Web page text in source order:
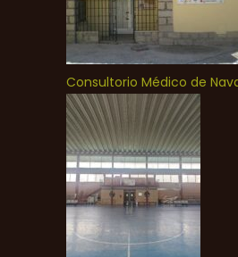
Consultorio Médico de